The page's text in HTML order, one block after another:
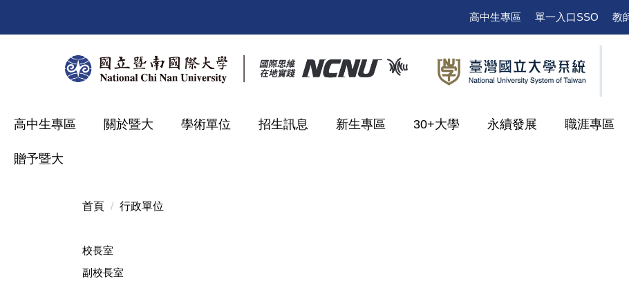
高中生專區 單一入口SSO 教
高中生專區 關於暨大 學術單位 招生訊息 新生專區 30+大學 永續發展 職涯專區
贈予暨大
首頁 行政單位
校長室
副校長室